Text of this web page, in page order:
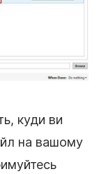
куди ви
на вашому